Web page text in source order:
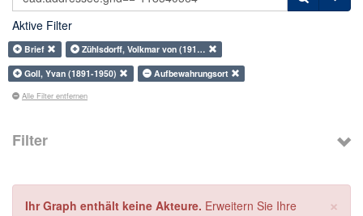
Aktive Filter
Brief
Zühlsdorff, Volkmar von (191…
Goll, Yvan (1891-1950)
Aufbewahrungsort
Alle Filter entfernen
Filter
×
Ihr Graph enthält keine Akteure. Erweitern Sie Ihre